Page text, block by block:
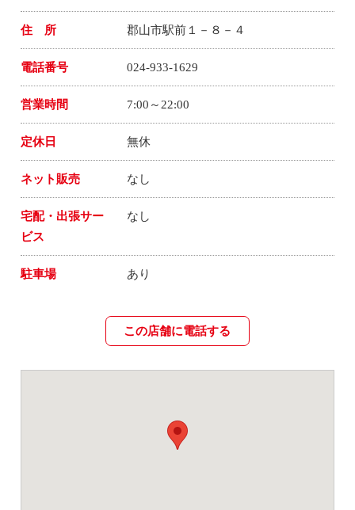
住 所 郡山市駅前１－８－４
電話番号 024-933-1629
営業時間 7:00～22:00
定休日 無休
ネット販売 なし
宅配・出張サー
ビス
なし
駐車場 あり
この店舗に電話する